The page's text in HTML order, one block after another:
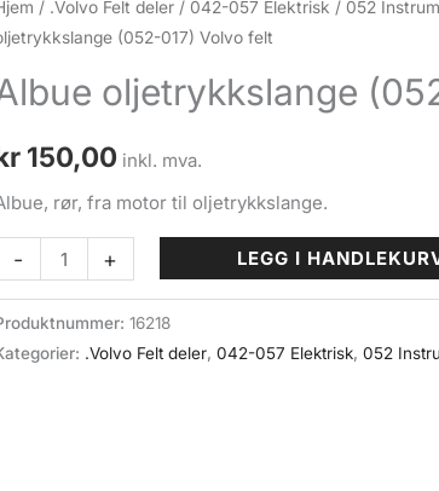
/ .Volvo Felt deler / 042-057 Elektrisk / 052
(052-017) Volvo felt
oljetrykkslange
150,00 inkl. mva.
rør, fra motor til oljetrykkslange.
- + LEGG I
16218
.Volvo Felt deler,042-057 Elektrisk,052